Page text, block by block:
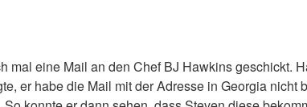
mal eine Mail an den Chef BJ Hawkins
er habe die Mail mit der Adresse in Georgia